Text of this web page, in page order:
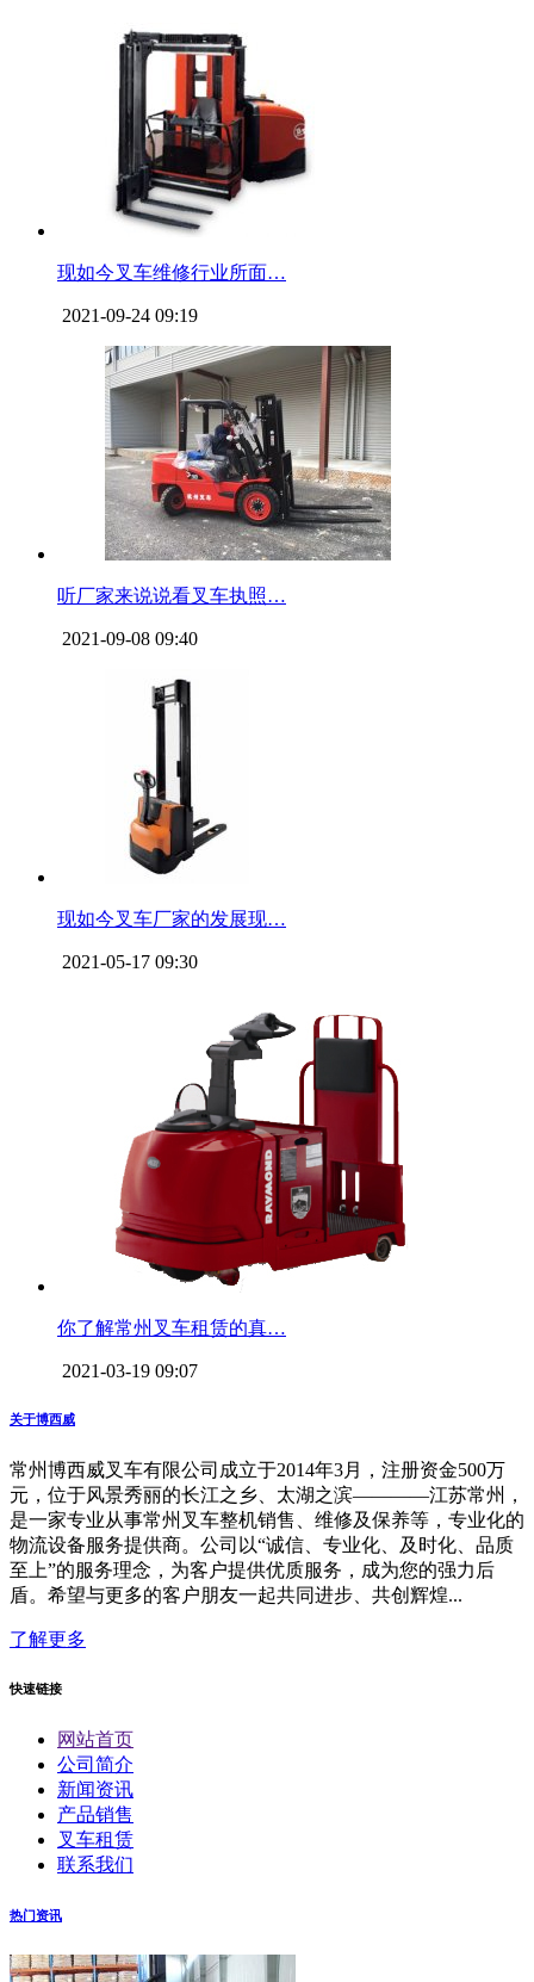
现如今叉车维修行业所面…
2021-09-24 09:19
听厂家来说说看叉车执照…
2021-09-08 09:40
现如今叉车厂家的发展现…
2021-05-17 09:30
你了解常州叉车租赁的真…
2021-03-19 09:07
关于博西威
常州博西威叉车有限公司成立于2014年3月，注册资金500万
元，位于风景秀丽的长江之乡、太湖之滨————江苏常州，
是一家专业从事常州叉车整机销售、维修及保养等，专业化的
物流设备服务提供商。公司以“诚信、专业化、及时化、品质
至上”的服务理念，为客户提供优质服务，成为您的强力后
盾。希望与更多的客户朋友一起共同进步、共创辉煌...
了解更多
快速链接
网站首页
公司简介
新闻资讯
产品销售
叉车租赁
联系我们
热门资讯